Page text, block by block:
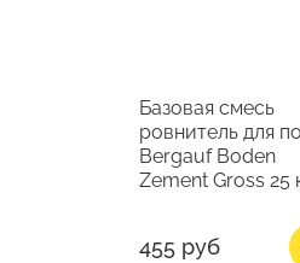
Базовая смесь
ровнитель для
Bergauf Boden
Zement Gross 25
455 руб